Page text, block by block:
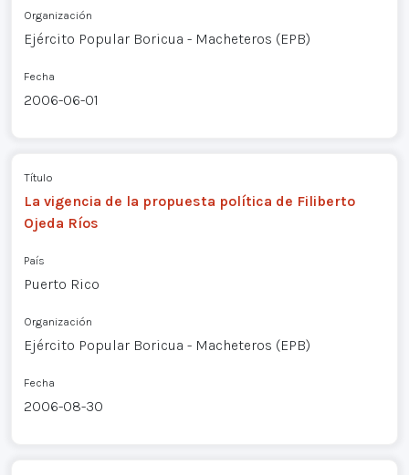
Organización
Ejército Popular Boricua - Macheteros (EPB)
Fecha
2006-06-01
Título
La vigencia de la propuesta política de Filiberto
Ojeda Ríos
País
Puerto Rico
Organización
Ejército Popular Boricua - Macheteros (EPB)
Fecha
2006-08-30